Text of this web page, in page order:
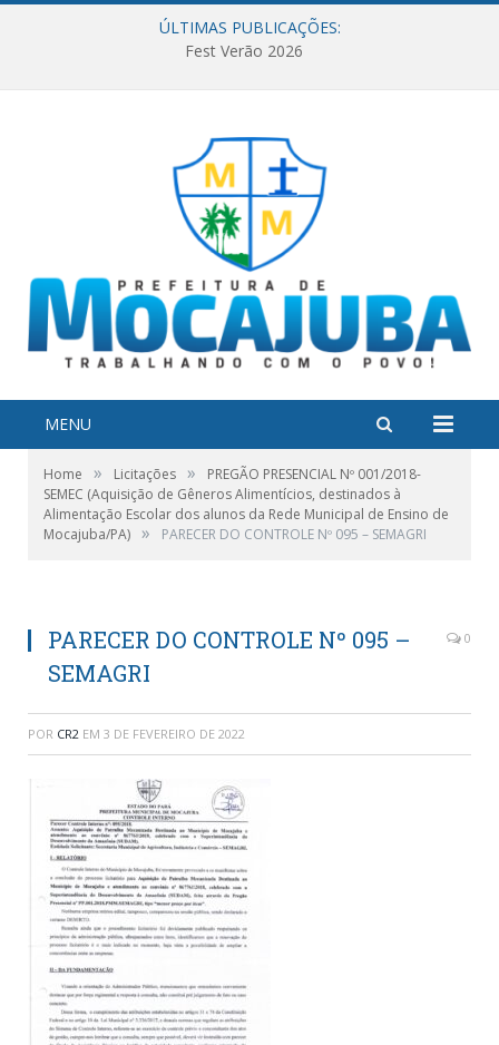
ÚLTIMAS PUBLICAÇÕES:
Fest Verão 2026
MENU
Home » Licitações »
PREGÃO PRESENCIAL Nº 001/2018-
SEMEC (Aquisição de Gêneros Alimentícios, destinados à
Alimentação Escolar dos alunos da Rede Municipal de Ensino de
Mocajuba/PA) » PARECER DO CONTROLE Nº 095 – SEMAGRI
PARECER DO CONTROLE Nº 095 –
SEMAGRI
0
POR CR2 EM 3 DE FEVEREIRO DE 2022